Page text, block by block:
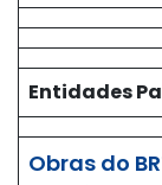
Entidades
Obras do